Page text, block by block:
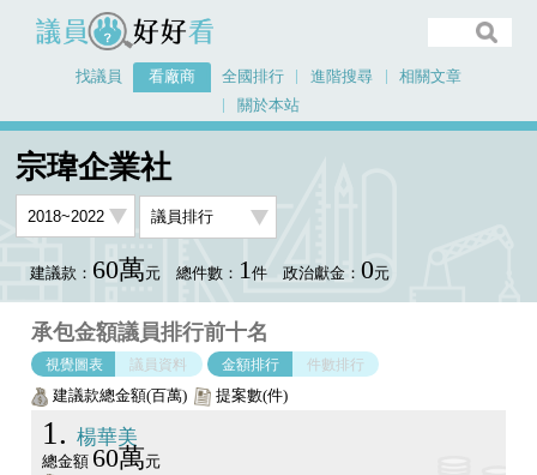
議員好好看
找議員 看廠商 全國排行 進階搜尋
相關文章
關於本站
首頁
宗瑋企業社
建議款： 60萬元 總件數： 1件 政治獻金： 0元
承包金額議員排行前十名
視覺圖表 議員資料 金額排行 件數排行
建議款總金額(百萬) 提案數(件)
1 楊華美
總金額 60萬元